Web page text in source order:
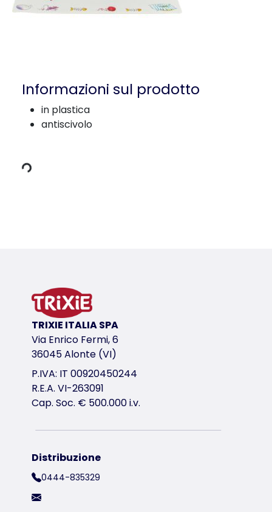
Informazioni sul prodotto
in plastica
antiscivolo
variante di prodotto
variante di prodotto: numero unico del
Misure
44 × 28 cm
Disegno
gatto comico
TRIXIE ITALIA SPA
Via Enrico Fermi, 6
36045 Alonte (VI)
P.IVA: IT 00920450244
R.E.A. VI-263091
Cap. Soc. € 500.000 i.v.
Distribuzione
0444-835329